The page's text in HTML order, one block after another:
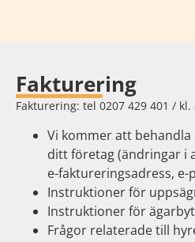
Fakturering
Fakturering: tel 0207 429 401 / kl.
Vi kommer att
ditt företag (ändringar i
e-faktureringsadress, e-
Instruktioner för
Instruktioner för
Frågor relaterade till